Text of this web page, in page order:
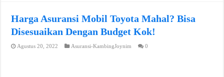
Harga Asuransi Mobil Toyota Mahal? Bisa
Disesuaikan Dengan Budget Kok!
Agustus 20, 2022 Asuransi-KambingJoynim 0